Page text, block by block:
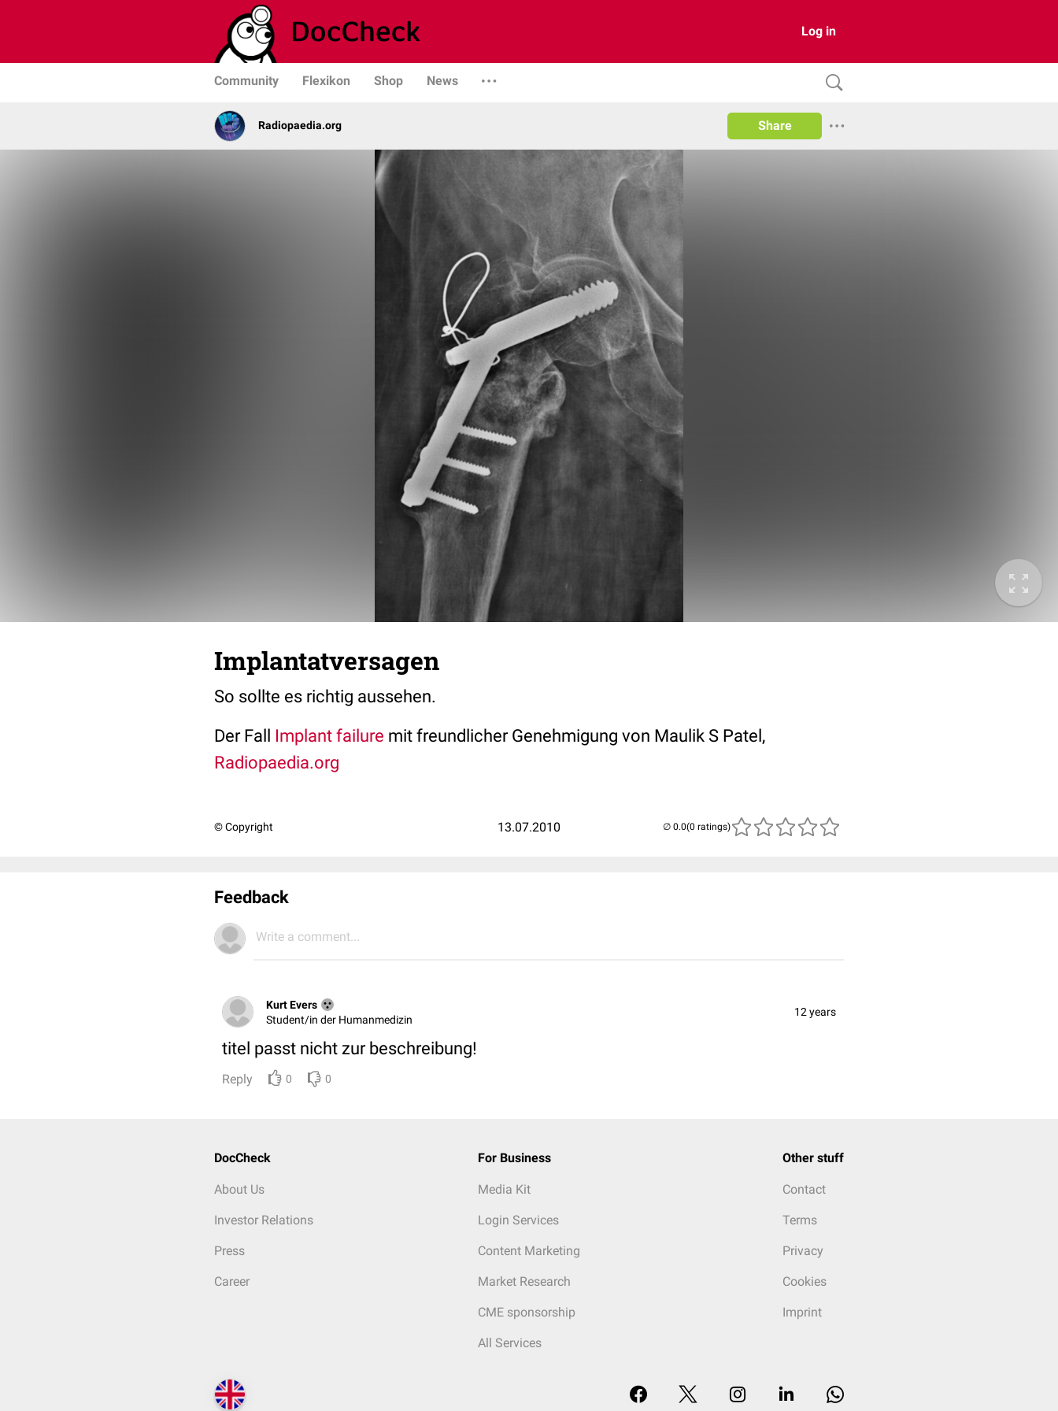
Log in
Community Flexikon Shop News
Radiopaedia.org Share
Implantatversagen
So sollte es richtig aussehen.
Der Fall Implant failure mit freundlicher Genehmigung von Maulik S Patel,
Radiopaedia.org
© Copyright 13.07.2010 (0 ratings)
Feedback
Write a comment...
Kurt Evers
Student/in der Humanmedizin
12 years
titel passt nicht zur beschreibung!
Reply 0 0
DocCheck
About Us
Investor Relations
Press
Career
For Business
Media Kit
Login Services
Content Marketing
Market Research
CME sponsorship
All Services
Other stuff
Contact
Terms
Privacy
Cookies
Imprint